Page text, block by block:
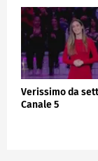
Verissimo da
Canale 5